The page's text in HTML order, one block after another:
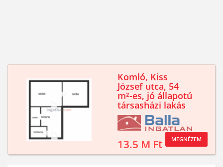
Komló, Kiss
József utca, 54
m²-es, jó állapotú
társasházi lakás
13.5 M Ft MEGNÉZEM